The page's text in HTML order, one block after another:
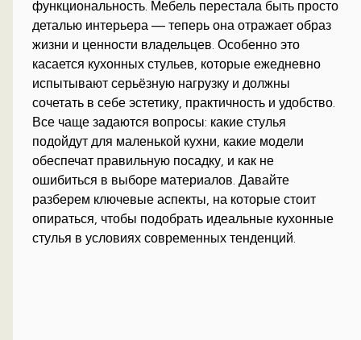
функциональность. Мебель перестала быть просто
деталью интерьера — теперь она отражает образ
жизни и ценности владельцев. Особенно это
касается кухонных стульев, которые ежедневно
испытывают серьёзную нагрузку и должны
сочетать в себе эстетику, практичность и удобство.
Все чаще задаются вопросы: какие стулья
подойдут для маленькой кухни, какие модели
обеспечат правильную посадку, и как не
ошибиться в выборе материалов. Давайте
разберем ключевые аспекты, на которые стоит
опираться, чтобы подобрать идеальные кухонные
стулья в условиях современных тенденций.